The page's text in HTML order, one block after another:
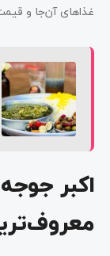
غذاهای آن‌جا و
اکبر